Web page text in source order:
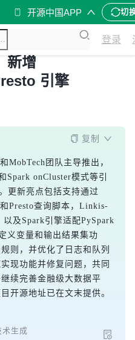
开源中国APP 切
登录
新增
引擎
复制
MobTech团队主导推出，
Spark onCluster模式等引
更新亮点包括支持通过
Presto查询脚本，Linkis-
及Spark引擎适配PySpark
义变量和输出结果集功
则，并优化了日志和队列
现功能并修复问题，共同
续完善金融级大数据平
开源地址已在文末提供。
生成